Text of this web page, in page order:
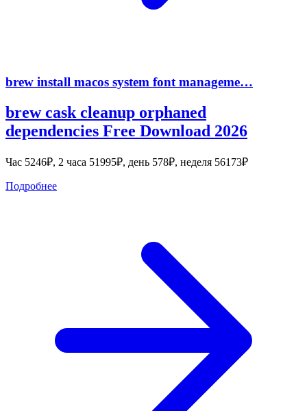
brew install macos system font manageme…
brew cask cleanup orphaned
dependencies Free Download 2026
Час 5246₽, 2 часа 51995₽, день 578₽, неделя 56173₽
Подробнее